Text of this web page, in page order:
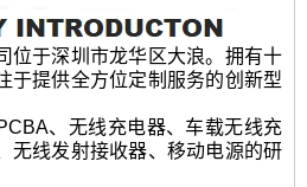
位于深圳市龙华区大浪。拥有十
于提供全方位定制服务的创新型
、无线充电器、车载无线充
无线发射接收器、移动电源的研